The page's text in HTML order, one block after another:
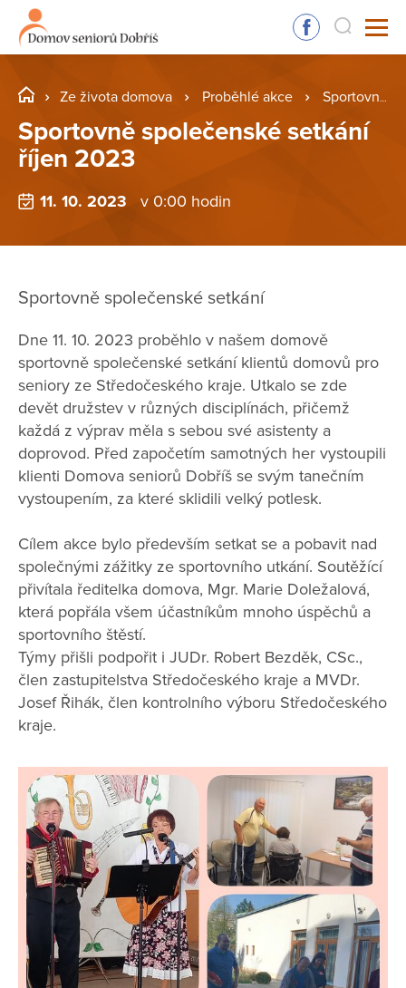
Ze života domova Proběhlé akce Sportovně společenské setkání říjen 2023
Sportovně společenské setkání
říjen 2023
11. 10. 2023 v 0:00 hodin
Sportovně společenské setkání
Dne 11. 10. 2023 proběhlo v našem domově
sportovně společenské setkání klientů domovů pro
seniory ze Středočeského kraje. Utkalo se zde
devět družstev v různých disciplínách, přičemž
každá z výprav měla s sebou své asistenty a
doprovod. Před započetím samotných her vystoupili
klienti Domova seniorů Dobříš se svým tanečním
vystoupením, za které sklidili velký potlesk.
Cílem akce bylo především setkat se a pobavit nad
společnými zážitky ze sportovního utkání. Soutěžící
přivítala ředitelka domova, Mgr. Marie Doležalová,
která popřála všem účastníkům mnoho úspěchů a
sportovního štěstí.
Týmy přišli podpořit i JUDr. Robert Bezděk, CSc.,
člen zastupitelstva Středočeského kraje a MVDr.
Josef Řihák, člen kontrolního výboru Středočeského
kraje.